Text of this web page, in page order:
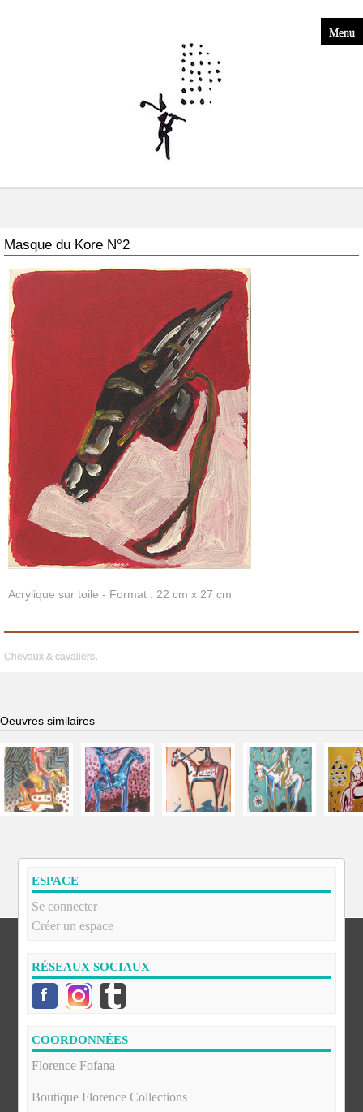
Menu
Masque du Kore N°2
Acrylique sur toile - Format : 22 cm x 27 cm
Chevaux & cavaliers.
Oeuvres similaires
ESPACE
Se connecter
Créer un espace
RÉSEAUX SOCIAUX
COORDONNÉES
Florence Fofana
Boutique Florence Collections